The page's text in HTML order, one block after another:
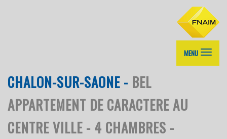
MENU
CHALON-SUR-SAONE - BEL
APPARTEMENT DE CARACTERE AU
CENTRE VILLE - 4 CHAMBRES -